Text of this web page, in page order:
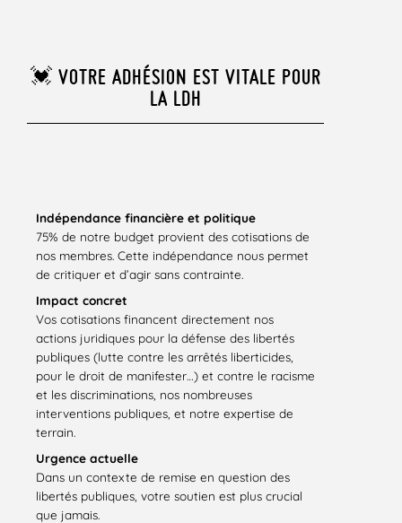
💓 VOTRE ADHÉSION EST VITALE POUR
LA LDH
Indépendance financière et politique
75% de notre budget provient des cotisations de
nos membres. Cette indépendance nous permet
de critiquer et d’agir sans contrainte.
Impact concret
Vos cotisations financent directement nos
actions juridiques pour la défense des libertés
publiques (lutte contre les arrêtés liberticides,
pour le droit de manifester…) et contre le racisme
et les discriminations, nos nombreuses
interventions publiques, et notre expertise de
terrain.
Urgence actuelle
Dans un contexte de remise en question des
libertés publiques, votre soutien est plus crucial
que jamais.